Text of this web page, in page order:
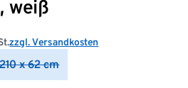
weiß
zzgl. Versandkosten
x 62 cm